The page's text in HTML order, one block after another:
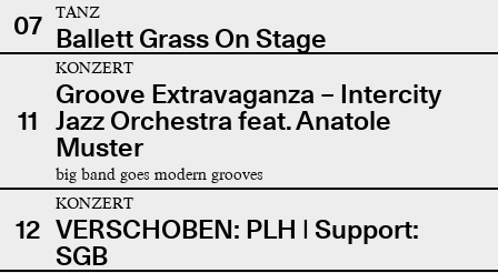
07
TANZ
Ballett Grass On Stage
11
KONZERT
Groove Extravaganza – Intercity
Jazz Orchestra feat. Anatole
Muster
big band goes modern grooves
12
KONZERT
VERSCHOBEN: PLH | Support:
SGB